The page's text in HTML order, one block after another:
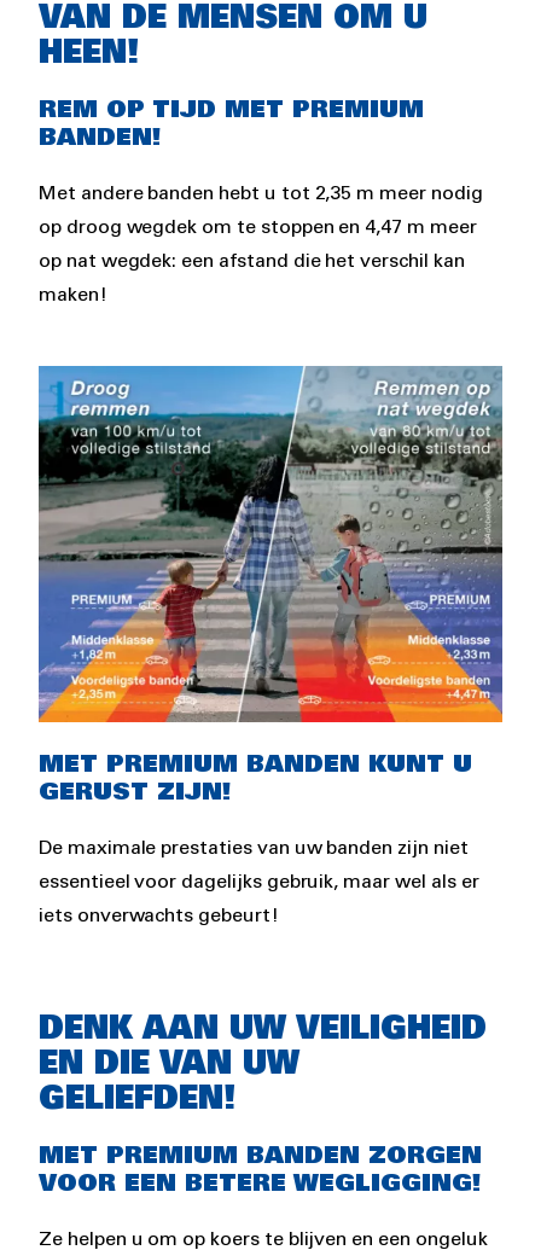
VAN DE MENSEN OM U
HEEN!
REM OP TIJD MET PREMIUM
BANDEN!
Met andere banden hebt u tot 2,35 m meer nodig
op droog wegdek om te stoppen en 4,47 m meer
op nat wegdek: een afstand die het verschil kan
maken!
Rich
text
MET PREMIUM BANDEN
KUNT U
GERUST ZIJN!
De maximale prestaties van uw banden zijn niet
essentieel voor dagelijks gebruik, maar wel als er
iets onverwachts gebeurt!
DENK AAN UW VEILIGHEID
EN DIE VAN UW
GELIEFDEN!
MET PREMIUM BANDEN ZORGEN
VOOR EEN BETERE WEGLIGGING!
Ze helpen u om op koers te blijven en een ongeluk